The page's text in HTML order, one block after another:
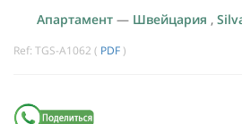
Апартамент — Швейцария ,
Ref: TGS-A1062 ( PDF )